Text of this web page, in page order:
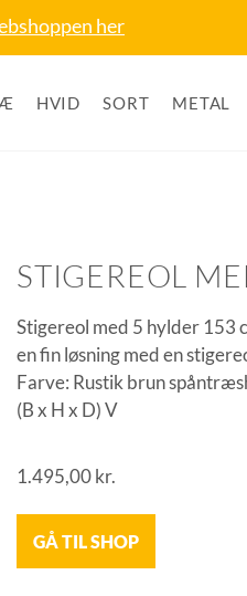
her
HVID SORT METAL
STIGEREOL
Stigereol med 5 hylder 153
en fin løsning med en
Farve: Rustik brun
(B x H x D) V
1.495,00kr.
GÅ TIL SHOP